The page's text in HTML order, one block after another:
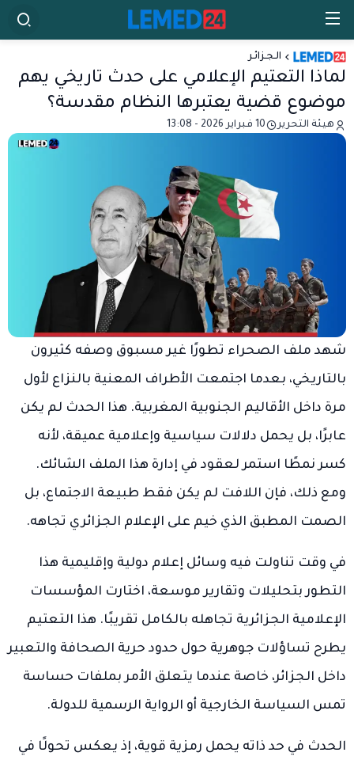
الـجـزائـر
لماذا التعتيم الإعلامي على حدث تاريخي يهم
موضوع قضية يعتبرها النظام مقدسة؟
هيئة التحرير 10 فبراير 2026 - 13:08
شهد ملف الصحراء تطورًا غير مسبوق وصفه كثيرون
بالتاريخي، بعدما اجتمعت الأطراف المعنية بالنزاع لأول
مرة داخل الأقاليم الجنوبية المغربية. هذا الحدث لم يكن
عابرًا، بل يحمل دلالات سياسية وإعلامية عميقة، لأنه
كسر نمطًا استمر لعقود في إدارة هذا الملف الشائك.
ومع ذلك، فإن اللافت لم يكن فقط طبيعة الاجتماع، بل
الصمت المطبق الذي خيم على الإعلام الجزائري تجاهه.
في وقت تناولت فيه وسائل إعلام دولية وإقليمية هذا
التطور بتحليلات وتقارير موسعة، اختارت المؤسسات
الإعلامية الجزائرية تجاهله بالكامل تقريبًا. هذا التعتيم
يطرح تساؤلات جوهرية حول حدود حرية الصحافة والتعبير
داخل الجزائر، خاصة عندما يتعلق الأمر بملفات حساسة
تمس السياسة الخارجية أو الرواية الرسمية للدولة.
الحدث في حد ذاته يحمل رمزية قوية، إذ يعكس تحولًا في